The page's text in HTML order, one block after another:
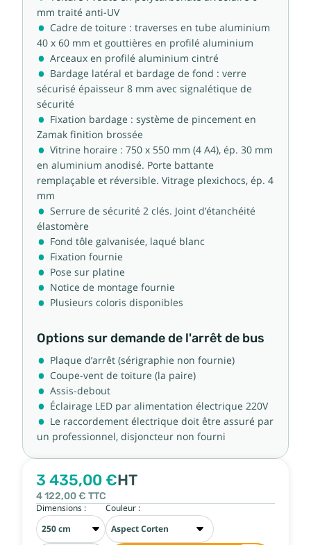
mm traité anti-UV
Cadre de toiture : traverses en tube aluminium
40 x 60 mm et gouttières en profilé aluminium
Arceaux en profilé aluminium cintré
Bardage latéral et bardage de fond : verre
sécurisé épaisseur 8 mm avec signalétique de
sécurité
Fixation bardage : système de pincement en
Zamak finition brossée
Vitrine horaire : 750 x 550 mm (4 A4), ép. 30 mm
en aluminium anodisé. Porte battante
remplaçable et réversible. Vitrage plexichocs, ép. 4
mm
Serrure de sécurité 2 clés. Joint d’étanchéité
élastomère
Fond tôle galvanisée, laqué blanc
Fixation fournie
Pose sur platine
Notice de montage fournie
Plusieurs coloris disponibles
Options sur demande de l'arrêt de bus
Plaque d’arrêt (sérigraphie non fournie)
Coupe-vent de toiture (la paire)
Assis-debout
Éclairage LED par alimentation électrique 220V
Le raccordement électrique doit être assuré par
un professionnel, disjoncteur non fourni
3 435,00 €HT
4 122,00 € TTC
Dimensions : Couleur :